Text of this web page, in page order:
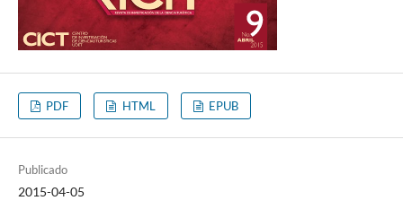
PDF HTML EPUB
Publicado
2015-04-05